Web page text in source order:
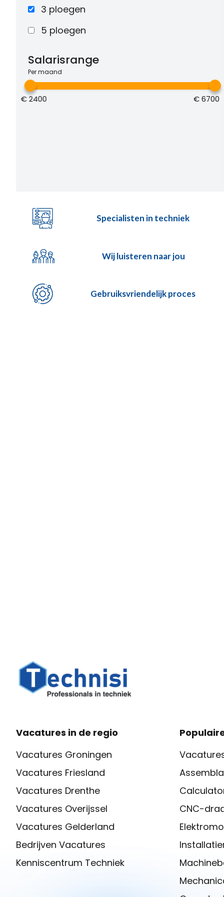
3 ploegen
5 ploegen
Salarisrange
Per maand
€2400 €6700
Specialisten in techniek
Wij luisteren naar jou
Gebruiksvriendelijk proces
Vacatures in de regio
Vacatures Groningen
Vacatures Friesland
Vacatures Drenthe
Vacatures Overijssel
Vacatures Gelderland
Bedrijven Vacatures
Kenniscentrum Techniek
CNC-